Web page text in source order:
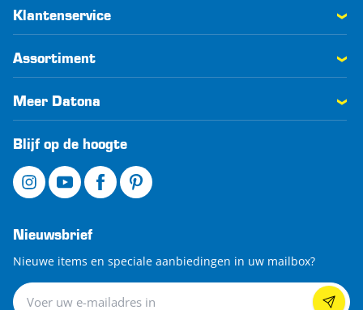
Klantenservice
Assortiment
Meer Datona
Blijf op de hoogte
Nieuwsbrief
Nieuwe items en speciale aanbiedingen in uw mailbox?
Nieuwsbrief